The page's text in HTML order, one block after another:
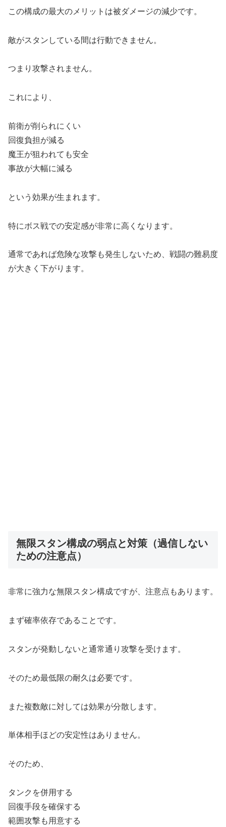
この構成の最大のメリットは被ダメージの減少です。
敵がスタンしている間は行動できません。
つまり攻撃されません。
これにより、
前衛が削られにくい
回復負担が減る
魔王が狙われても安全
事故が大幅に減る
という効果が生まれます。
特にボス戦での安定感が非常に高くなります。
通常であれば危険な攻撃も発生しないため、戦闘の難易度
が大きく下がります。
無限スタン構成の弱点と対策（過信しない
ための注意点）
非常に強力な無限スタン構成ですが、注意点もあります。
まず確率依存であることです。
スタンが発動しないと通常通り攻撃を受けます。
そのため最低限の耐久は必要です。
また複数敵に対しては効果が分散します。
単体相手ほどの安定性はありません。
そのため、
タンクを併用する
回復手段を確保する
範囲攻撃も用意する